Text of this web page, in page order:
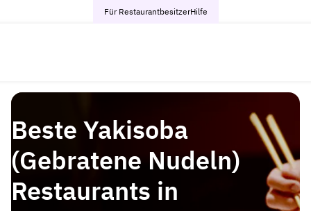
Für RestaurantbesitzerHilfe
Beste Yakisoba
(Gebratene Nudeln)
Restaurants in